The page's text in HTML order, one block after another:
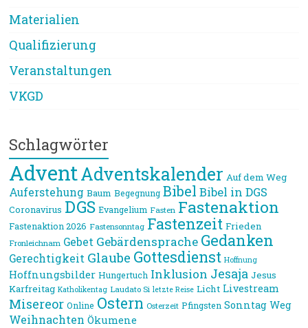
Materialien
Qualifizierung
Veranstaltungen
VKGD
Schlagwörter
AdventAdventskalender Auf dem Weg
Auferstehung Baum Begegnung Bibel Bibel in DGS
Coronavirus DGS Evangelium Fasten Fastenaktion
Fastenaktion 2026 Fastensonntag Fastenzeit Frieden
Fronleichnam Gebet Gebärdensprache Gedanken
Gerechtigkeit Glaube Gottesdienst Hoffnung
Hoffnungsbilder Hungertuch Inklusion Jesaja Jesus
Karfreitag Katholikentag Laudato Si letzte Reise Licht Livestream
Misereor Online Ostern Osterzeit Pfingsten Sonntag Weg
Weihnachten Ökumene